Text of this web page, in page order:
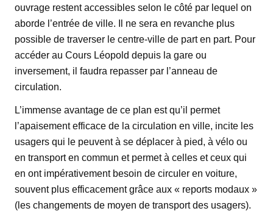
ouvrage restent accessibles selon le côté par lequel on
aborde l’entrée de ville. Il ne sera en revanche plus
possible de traverser le centre-ville de part en part. Pour
accéder au Cours Léopold depuis la gare ou
inversement, il faudra repasser par l’anneau de
circulation.
L’immense avantage de ce plan est qu’il permet
l’apaisement efficace de la circulation en ville, incite les
usagers qui le peuvent à se déplacer à pied, à vélo ou
en transport en commun et permet à celles et ceux qui
en ont impérativement besoin de circuler en voiture,
souvent plus efficacement grâce aux « reports modaux »
(les changements de moyen de transport des usagers).